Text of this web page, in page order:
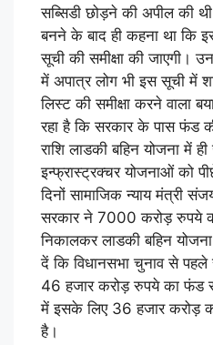
सब्सिडी छोड़ने की अपील की
बनने के बाद ही कहना था कि
सूची की समीक्षा की जाएगी।
में अपात्र लोग भी इस सूची में
लिस्ट की समीक्षा करने वाला
रहा है कि सरकार के पास फंड
राशि लाडकी बहिन योजना में
इन्फ्रास्ट्रक्चर योजनाओं को
दिनों सामाजिक न्याय मंत्री
सरकार ने 7000 करोड़ रुपये
निकालकर लाडकी बहिन
दें कि विधानसभा चुनाव से
46 हजार करोड़ रुपये का
में इसके लिए 36 हजार करोड़ का
है।